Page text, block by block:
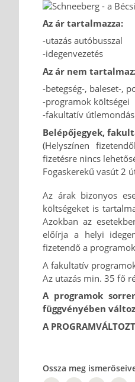
Az ár tartalmazza:
-utazás autóbusszal
-idegenvezetés
Az ár nem
-betegség-, baleset-,
-programok költségei
-fakultatív
Belépőjegyek,
(Helyszínen
fizetésre nincs
Fogaskerekű vasút 2
Az árak bizonyos
költségeket is
Azokban az
előírja a helyi
fizetendő a
A fakultatív
Az utazás min. 35 fő
A programok
függvényében
A
Ossza meg